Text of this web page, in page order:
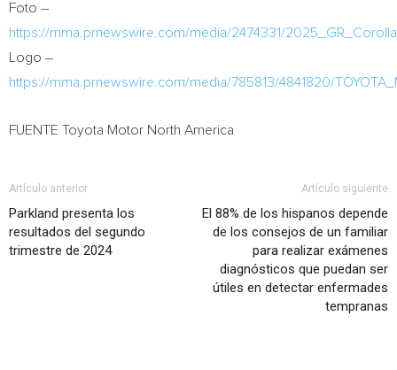
Foto –
https://mma.prnewswire.com/media/2474331/
Logo –
https://mma.prnewswire.com/media/785813/4841820/
FUENTE Toyota Motor North America
Artículo anterior
Parkland presenta los
resultados del segundo
trimestre de 2024
Artículo siguiente
El 88% de los hispanos depende
de los consejos de un familiar
para realizar exámenes
diagnósticos que puedan ser
útiles en detectar enfermades
tempranas